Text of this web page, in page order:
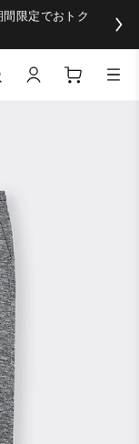
限定でおトク